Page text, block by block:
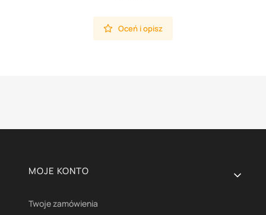
Oceń i opisz
Linki w stopce
MOJE KONTO
Twoje zamówienia